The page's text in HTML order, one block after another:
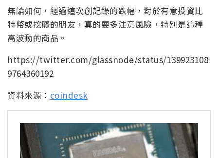
無論如何，經過這次創記錄的跌幅，對於有意投資比
特幣或挖礦的朋友，真的要多注意風險，特別是這種
高波動的商品。
https://twitter.com/glassnode/status/139923108
9764360192
資料來源： coindesk